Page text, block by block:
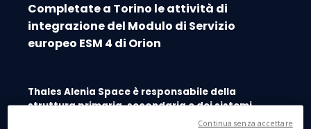
Completate a Torino le attività di
integrazione del Modulo di Servizio
europeo ESM 4 di Orion
Thales Alenia Space è responsabile della
struttura primaria, secondaria e dei sistemi
termomeccanici dei Moduli di Servizio Europei
Continua senza accettare